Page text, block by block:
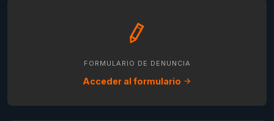
FORMULARIO DE DENUNCIA
Acceder al formulario